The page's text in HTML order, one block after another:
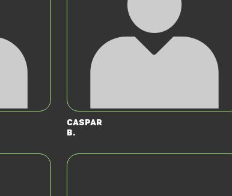
Caspar
B.